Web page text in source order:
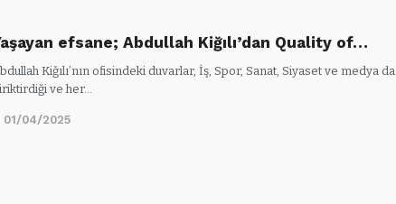
efsane; Abdullah Kiğılı’dan Quality of…
Kiğılı’nın ofisindeki duvarlar, İş, Spor, Sanat, Siyaset ve medya da
ve her…
01/04/2025